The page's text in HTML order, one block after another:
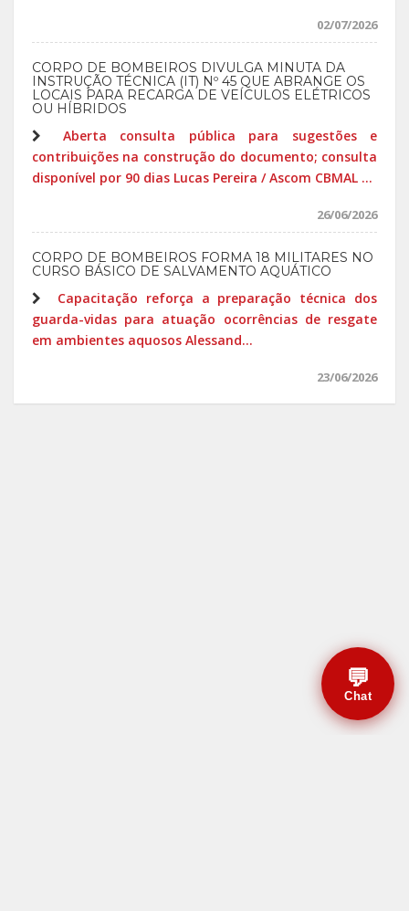
02/07/2026
CORPO DE BOMBEIROS DIVULGA MINUTA DA
INSTRUÇÃO TÉCNICA (IT) Nº 45 QUE ABRANGE OS
LOCAIS PARA RECARGA DE VEÍCULOS ELÉTRICOS
OU HÍBRIDOS
Aberta consulta pública para sugestões e
contribuições na construção do documento; consulta
disponível por 90 dias Lucas Pereira / Ascom CBMAL ...
26/06/2026
CORPO DE BOMBEIROS FORMA 18 MILITARES NO
CURSO BÁSICO DE SALVAMENTO AQUÁTICO
Capacitação reforça a preparação técnica dos
guarda-vidas para atuação ocorrências de resgate
em ambientes aquosos Alessand...
23/06/2026
💬
Chat